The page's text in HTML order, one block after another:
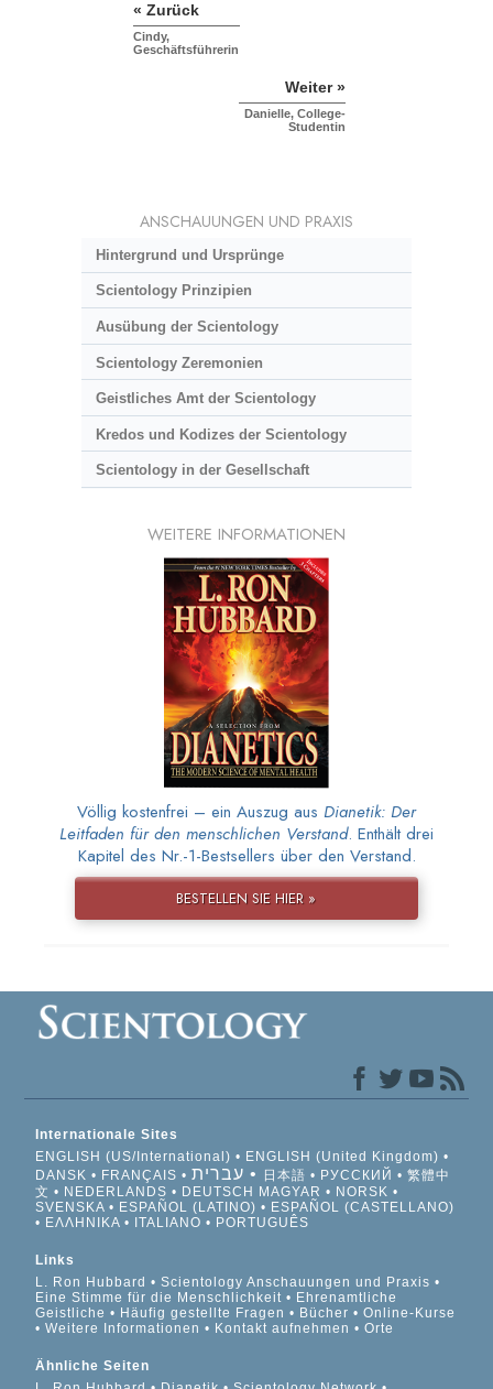
« Zurück
Cindy,
Geschäftsführerin
Weiter »
Danielle, College-
Studentin
ANSCHAUUNGEN UND PRAXIS
Hintergrund und Ursprünge
Scientology Prinzipien
Ausübung der Scientology
Scientology Zeremonien
Geistliches Amt der Scientology
Kredos und Kodizes der Scientology
Scientology in der Gesellschaft
WEITERE INFORMATIONEN
Völlig kostenfrei – ein Auszug aus Dianetik: Der
Leitfaden für den menschlichen Verstand. Enthält drei
Kapitel des Nr.-1-Bestsellers über den Verstand.
BESTELLEN SIE HIER »
Internationale Sites
ENGLISH (US/International)
ENGLISH (United Kingdom)
DANSK
FRANÇAIS עברית 日本語 РУССКИЙ
繁體中
文
NEDERLANDS DEUTSCH MAGYAR
NORSK
SVENSKA
ESPAÑOL (LATINO)
ESPAÑOL (CASTELLANO)
ΕΛΛΗΝΙΚA
ITALIANO PORTUGUÊS
Links
L. Ron Hubbard
Scientology Anschauungen und Praxis
Eine Stimme für die Menschlichkeit
Ehrenamtliche
Geistliche
Häufig gestellte Fragen Bücher
Online-Kurse
Weitere Informationen
Kontakt aufnehmen Orte
Ähnliche Seiten